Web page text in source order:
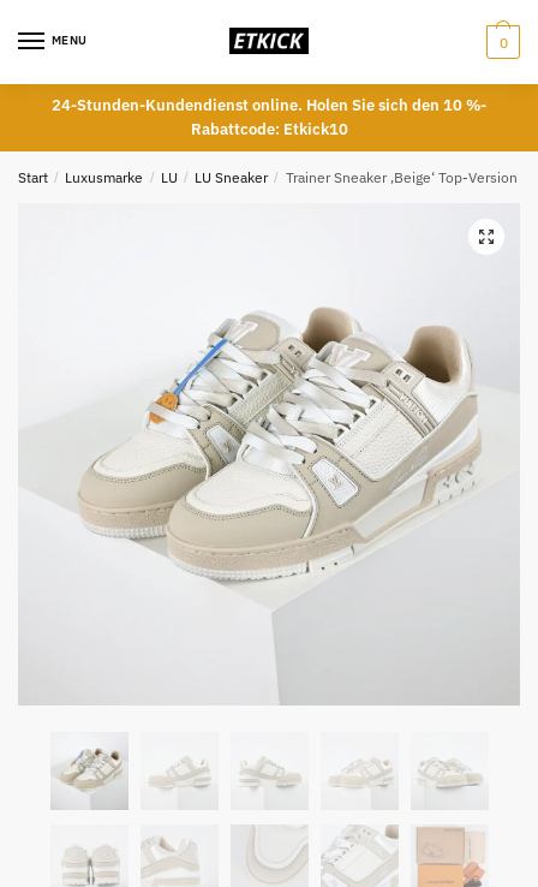
MENU 0
24-Stunden-Kundendienst online. Holen Sie sich den 10 %-
Rabattcode: Etkick10
Start / Luxusmarke / LU / LU Sneaker / Trainer Sneaker ‚Beige‘ Top-Version